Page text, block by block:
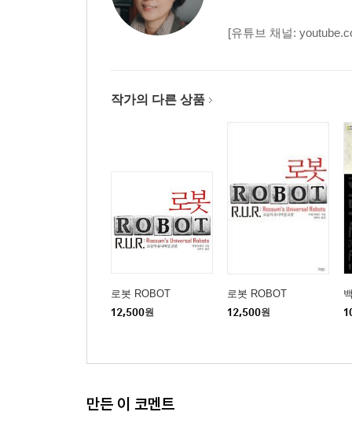
[유튜브 채널:
작가의 다른 상품
로봇 ROBOT
12,500원
로봇 ROBOT
12,500원
만든 이 코멘트